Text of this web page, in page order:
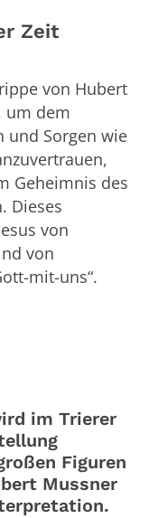
Zeit
von Hubert
um dem
und Sorgen wie
Geheimnis des
Dieses
von
von
mit-uns“.
im Trierer
Figuren
Mussner